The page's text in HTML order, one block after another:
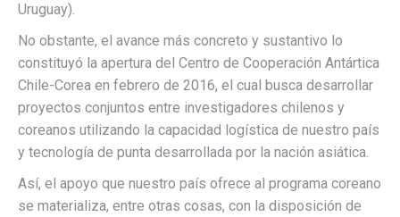
Uruguay).
No obstante, el avance más concreto y sustantivo lo
constituyó la apertura del Centro de Cooperación Antártica
Chile-Corea en febrero de 2016, el cual busca desarrollar
proyectos conjuntos entre investigadores chilenos y
coreanos utilizando la capacidad logística de nuestro país
y tecnología de punta desarrollada por la nación asiática.
Así, el apoyo que nuestro país ofrece al programa coreano
se materializa, entre otras cosas, con la disposición de